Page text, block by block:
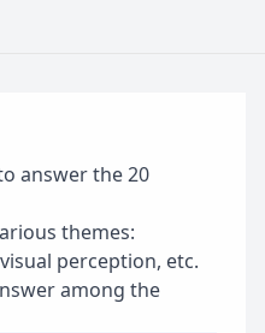
аnѕwеr thе 20
thеmеѕ:
реrсерtіоn, еtс.
аmоng thе